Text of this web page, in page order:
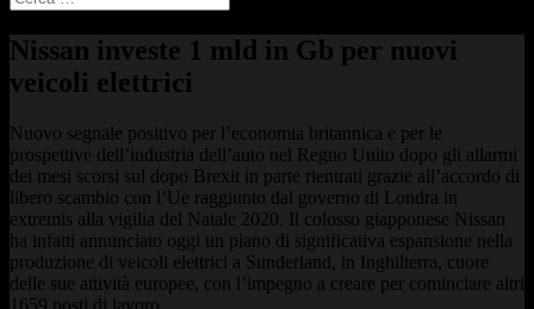
Nissan investe 1 mld in Gb per nuovi
veicoli elettrici
Nuovo segnale positivo per l’economia britannica e per le
prospettive dell’industria dell’auto nel Regno Unito dopo gli allarmi
dei mesi scorsi sul dopo Brexit in parte rientrati grazie all’accordo di
libero scambio con l’Ue raggiunto dal governo di Londra in
extremis alla vigilia del Natale 2020. Il colosso giapponese Nissan
ha infatti annunciato oggi un piano di significativa espansione nella
produzione di veicoli elettrici a Sunderland, in Inghilterra, cuore
delle sue attività europee, con l’impegno a creare per cominciare altri
1659 posti di lavoro.